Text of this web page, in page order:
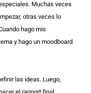
Muchas veces
otras veces lo
hago mis
y hago un moodboard
las ideas. Luego,